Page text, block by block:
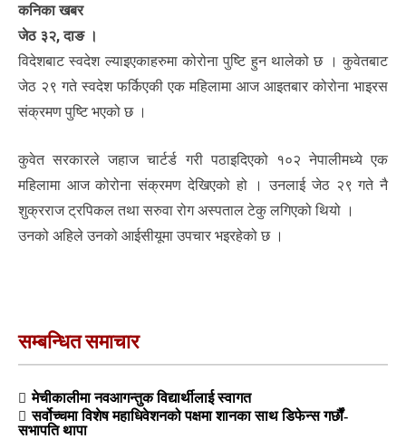
कनिका खबर
जेठ ३२, दाङ ।
विदेशबाट स्वदेश ल्याइएकाहरुमा कोरोना पुष्टि हुन थालेको छ । कुवेतबाट
जेठ २९ गते स्वदेश फर्किएकी एक महिलामा आज आइतबार कोरोना भाइरस
संक्रमण पुष्टि भएको छ ।
कुवेत सरकारले जहाज चार्टर्ड गरी पठाइदिएको १०२ नेपालीमध्ये एक
महिलामा आज कोरोना संक्रमण देखिएको हो । उनलाई जेठ २९ गते नै
शुक्रराज ट्रपिकल तथा सरुवा रोग अस्पताल टेकु लगिएको थियो ।
उनको अहिले उनको आईसीयूमा उपचार भइरहेको छ ।
सम्बन्धित समाचार
मेचीकालीमा नवआगन्तुक विद्यार्थीलाई स्वागत
सर्वोच्चमा विशेष महाधिवेशनको पक्षमा शानका साथ डिफेन्स गर्छौं-
सभापति थापा